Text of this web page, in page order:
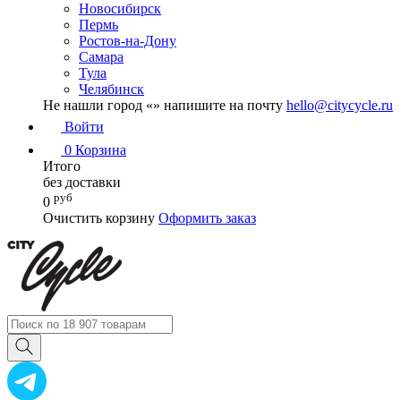
Новосибирск
Пермь
Ростов-на-Дону
Самара
Тула
Челябинск
Не нашли город «» напишите на почту hello@citycycle.ru
Войти
0 Корзина
Итого
без доставки
0 руб
Очистить корзину Оформить заказ